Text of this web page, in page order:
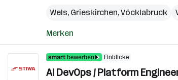
Wels, Grieskirchen,Vöcklabruck
Merken
Einblicke
AI DevOps / Platform